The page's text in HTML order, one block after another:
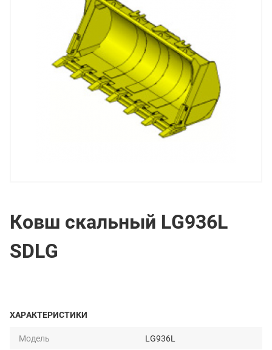
Ковш скальный LG936L
SDLG
ХАРАКТЕРИСТИКИ
Модель
LG936L